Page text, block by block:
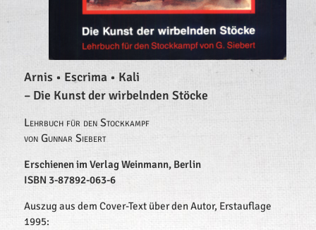
Arnis • Escrima • Kali
– Die Kunst der wirbelnden Stöcke
Lehrbuch für den Stockkampf
von Gunnar Siebert
Erschienen im Verlag Weinmann, Berlin
ISBN 3-87892-063-6
Auszug aus dem Cover-Text über den Autor, Erstauflage
1995: